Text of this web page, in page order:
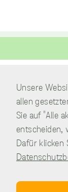
Unsere
allen
Sie auf "Alle
entscheiden,
Dafür klicken